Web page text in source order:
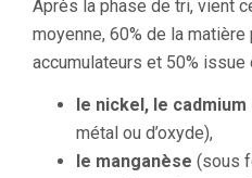
Après la phase de tri, vient
moyenne, 60% de la
accumulateurs et 50%
le nickel, le
métal ou d’oxyde),
le manganèse (sous